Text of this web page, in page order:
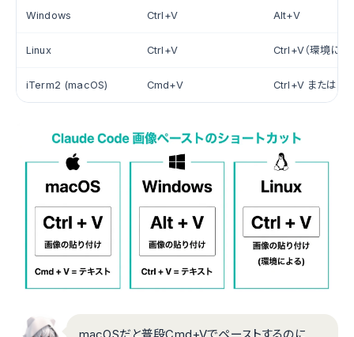
Windows Ctrl+V Alt+V
Linux Ctrl+V Ctrl+V（環境によ
iTerm2 (macOS) Cmd+V Ctrl+V または
macOSだと普段Cmd+Vでペーストするのに